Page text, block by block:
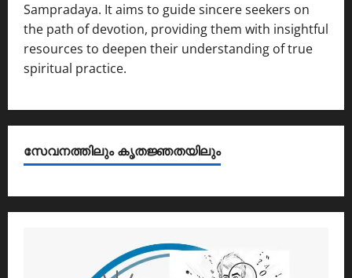
Sampradaya. It aims to guide sincere seekers on
the path of devotion, providing them with insightful
resources to deepen their understanding of true
spiritual practice.
സേവനത്തിലും കൃതജ്ഞതയിലും